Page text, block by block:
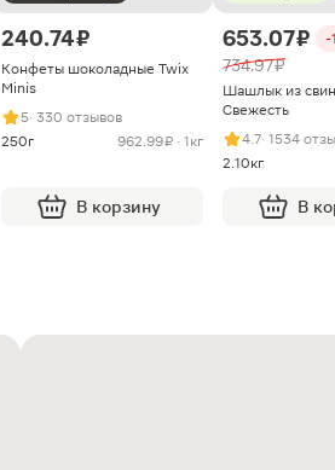
240.74 ₽
Конфеты шоколадные Twix
Minis
5· 330 отзывов
250г
962.99 ₽ · 1кг
В корзину
653.07 ₽ -
734.97 ₽
Шашлык из
Свежесть
4.7· 1534
2.10кг
В